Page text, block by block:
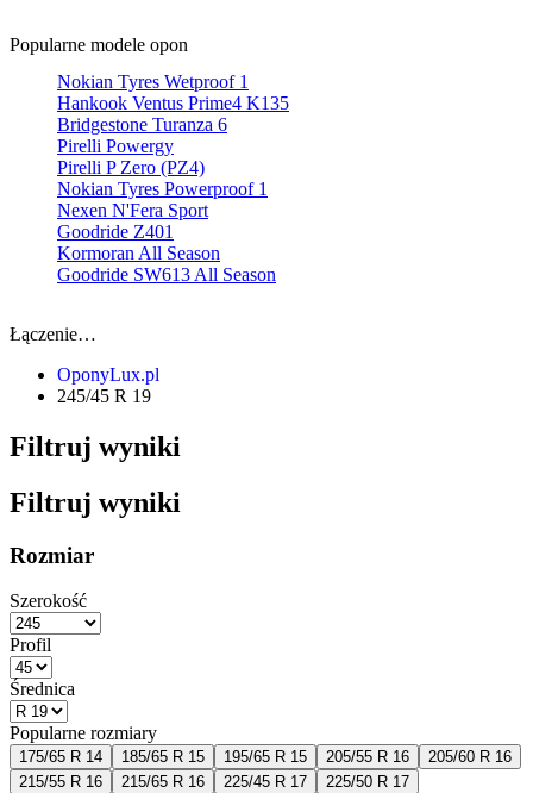
Popularne modele opon
Nokian Tyres Wetproof 1
Hankook Ventus Prime4 K135
Bridgestone Turanza 6
Pirelli Powergy
Pirelli P Zero (PZ4)
Nokian Tyres Powerproof 1
Nexen N'Fera Sport
Goodride Z401
Kormoran All Season
Goodride SW613 All Season
Łączenie…
OponyLux.pl
245/45 R 19
Filtruj wyniki
Filtruj wyniki
Rozmiar
Szerokość
Profil
Średnica
Popularne rozmiary
175/65 R 14 185/65 R 15 195/65 R 15 205/55 R 16
205/60 R 16
215/55 R 16
215/65 R 16 225/45 R 17 225/50 R 17